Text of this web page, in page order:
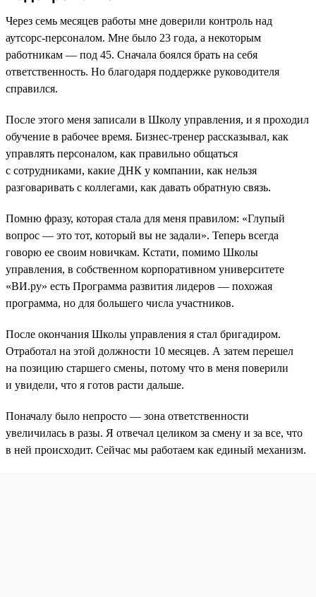
Через семь месяцев работы мне доверили контроль над
аутсорс-персоналом. Мне было 23 года, а некоторым
работникам — под 45. Сначала боялся брать на себя
ответственность. Но благодаря поддержке руководителя
справился.
После этого меня записали в Школу управления, и я проходил
обучение в рабочее время. Бизнес-тренер рассказывал, как
управлять персоналом, как правильно общаться
с сотрудниками, какие ДНК у компании, как нельзя
разговаривать с коллегами, как давать обратную связь.
Помню фразу, которая стала для меня правилом: «Глупый
вопрос — это тот, который вы не задали». Теперь всегда
говорю ее своим новичкам. Кстати, помимо Школы
управления, в собственном корпоративном университете
«ВИ.ру» есть Программа развития лидеров — похожая
программа, но для большего числа участников.
После окончания Школы управления я стал бригадиром.
Отработал на этой должности 10 месяцев. А затем перешел
на позицию старшего смены, потому что в меня поверили
и увидели, что я готов расти дальше.
Поначалу было непросто — зона ответственности
увеличилась в разы. Я отвечал целиком за смену и за все, что
в ней происходит. Сейчас мы работаем как единый механизм.